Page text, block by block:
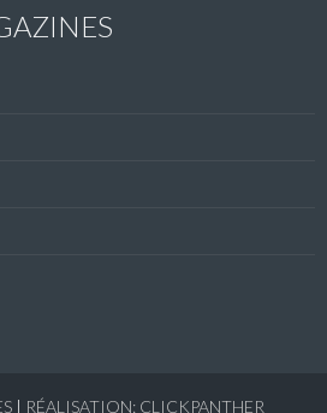
| RÉALISATION: CLICKPANTHER